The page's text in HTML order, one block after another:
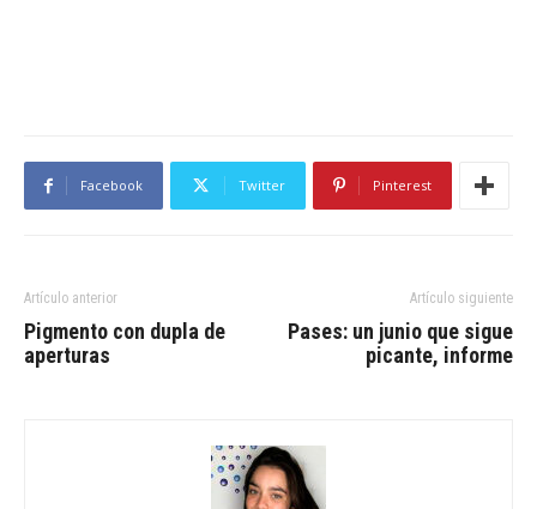
Facebook Twitter Pinterest
Artículo anterior
Pigmento con dupla de
aperturas
Artículo siguiente
Pases: un junio que sigue
picante, informe